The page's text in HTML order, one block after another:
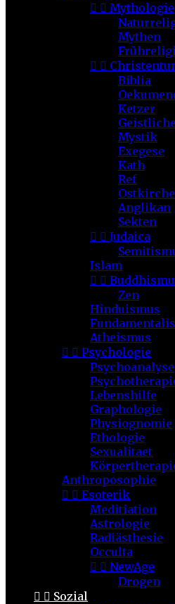
  Mythologie
Mythen
 
Biblia
Ketzer
Mystik
Exegese
Kath
Ref
Ostkirche
Anglikan
Sekten
  Judaica
Islam
 
Zen
Hinduismus
Atheismus
  Psychologie
Psychoanalyse
Lebenshilfe
Graphologie
Physiognomie
Ethologie
Sexualitaet
Anthroposophie
  Esoterik
Meditiation
Astrologie
Radiästhesie
Occulta
  NewAge
Drogen
  Sozial